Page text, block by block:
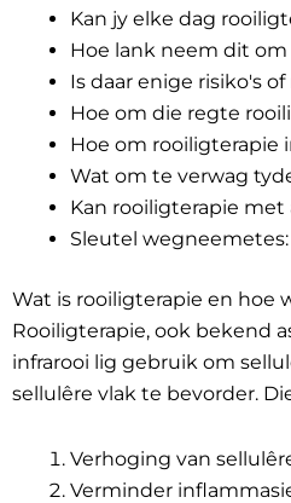
Kan jy elke dag
Hoe lank neem dit
Is daar enige risiko's
Hoe om die regte
Hoe om rooiligterapie
Wat om te verwag
Kan rooiligterapie
Sleutel
Wat is rooiligterapie en hoe
Rooiligterapie, ook bekend
infrarooi lig gebruik om
sellulêre vlak te bevorder.
Verhoging van
Verminder